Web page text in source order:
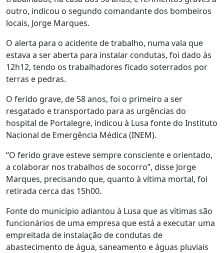
outro, indicou o segundo comandante dos bombeiros
locais, Jorge Marques.
O alerta para o acidente de trabalho, numa vala que
estava a ser aberta para instalar condutas, foi dado às
12h12, tendo os trabalhadores ficado soterrados por
terras e pedras.
O ferido grave, de 58 anos, foi o primeiro a ser
resgatado e transportado para as urgências do
hospital de Portalegre, indicou à Lusa fonte do Instituto
Nacional de Emergência Médica (INEM).
“O ferido grave esteve sempre consciente e orientado,
a colaborar nos trabalhos de socorro”, disse Jorge
Marques, precisando que, quanto à vítima mortal, foi
retirada cerca das 15h00.
Fonte do município adiantou à Lusa que as vítimas são
funcionários de uma empresa que está a executar uma
empreitada de instalação de condutas de
abastecimento de água, saneamento e águas pluviais